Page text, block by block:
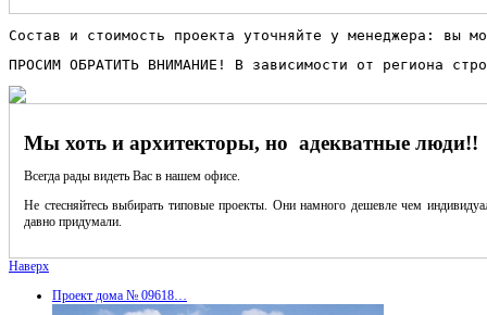
Состав и стоимость проекта уточняйте у менеджера:
ПРОСИМ ОБРАТИТЬ ВНИМАНИЕ! В зависимости от региона
Мы хоть и архитекторы, но адекватные люди!!
Всегда рады видеть Вас в нашем офисе.
Не стесняйтесь выбирать типовые проекты. Они намного дешевле чем
давно придумали.
Наверх
Проект дома № 09618…